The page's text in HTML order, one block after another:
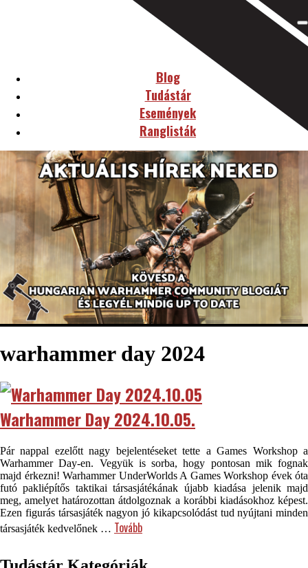
Blog
Tudástár
Események
Ranglisták
warhammer day 2024
Warhammer Day 2024.10.05.
Pár nappal ezelőtt nagy bejelentéseket tette a Games Workshop a
Warhammer Day-en. Vegyük is sorba, hogy pontosan mik fognak
majd érkezni! Warhammer UnderWorlds A Games Workshop évek óta
futó pakliépítős taktikai társasjátékának újabb kiadása jelenik majd
meg, amelyet határozottan átdolgoznak a korábbi kiadásokhoz képest.
Ezen figurás társasjáték nagyon jó kikapcsolódást tud nyújtani minden
társasjáték kedvelőnek … Tovább